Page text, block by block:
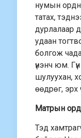
нумын
татах,
дурлалаар
удаан
болгож
үнэнч юм.
шулуухан,
өөдрөг, эрх
Матрын
Тэд